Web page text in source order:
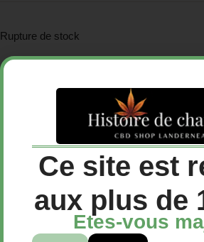
Rupture de stock
Infusions CBD
Description
Ce site est
aux plus de
Etes-vous